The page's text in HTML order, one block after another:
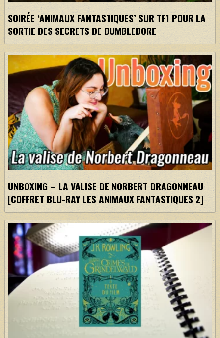
SOIRÉE ‘ANIMAUX FANTASTIQUES’ SUR TF1 POUR LA
SORTIE DES SECRETS DE DUMBLEDORE
UNBOXING – LA VALISE DE NORBERT DRAGONNEAU
[COFFRET BLU-RAY LES ANIMAUX FANTASTIQUES 2]